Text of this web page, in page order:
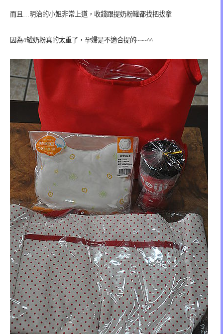
而且…明治的小姐非常上道，收錢跟提奶粉罐都找把拔拿
因為4罐奶粉真的太重了，孕婦是不適合提的~~~^^